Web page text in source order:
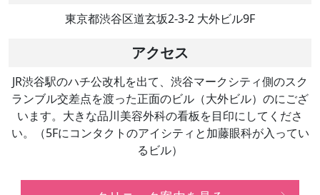
東京都渋谷区道玄坂2-3-2 大外ビル9F
アクセス
JR渋谷駅のハチ公改札を出て、渋谷マークシティ側のスク
ランブル交差点を渡った正面のビル（大外ビル）のにござ
います。大きな品川美容外科の看板を目印にしてくださ
い。（5Fにコンタクトのアイシティと加藤眼科が入ってい
るビル）